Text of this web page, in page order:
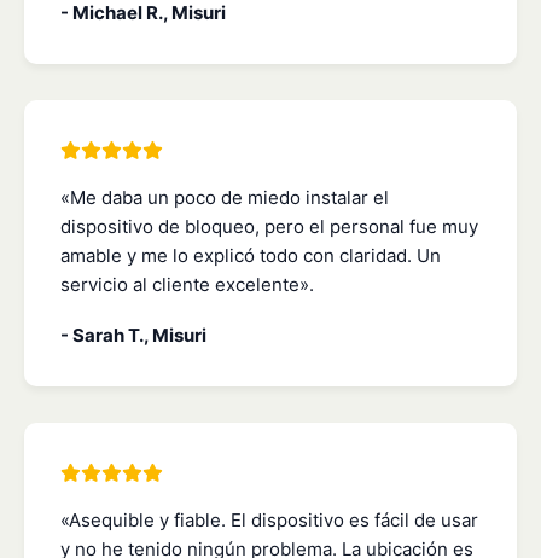
- Michael R., Misuri
«Me daba un poco de miedo instalar el
dispositivo de bloqueo, pero el personal fue muy
amable y me lo explicó todo con claridad. Un
servicio al cliente excelente».
- Sarah T., Misuri
«Asequible y fiable. El dispositivo es fácil de usar
y no he tenido ningún problema. La ubicación es